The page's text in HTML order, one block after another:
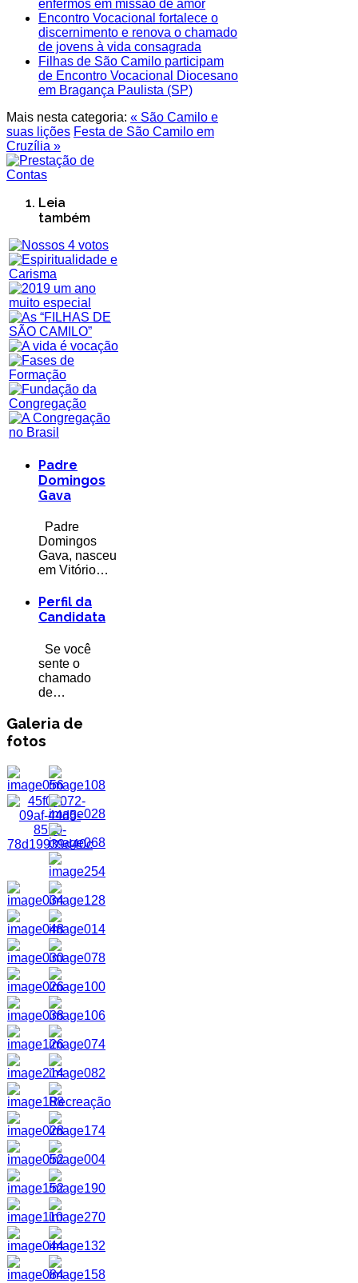
enfermos em missão de amor
Encontro Vocacional fortalece o
discernimento e renova o chamado
de jovens à vida consagrada
Filhas de São Camilo participam
de Encontro Vocacional Diocesano
em Bragança Paulista (SP)
Mais nesta categoria: « São Camilo e
suas lições Festa de São Camilo em
Cruzília »
Leia
também
Padre
Domingos
Gava
Padre
Domingos
Gava, nasceu
em Vitório…
Perfil da
Candidata
Se você
sente o
chamado
de…
Galeria de
fotos